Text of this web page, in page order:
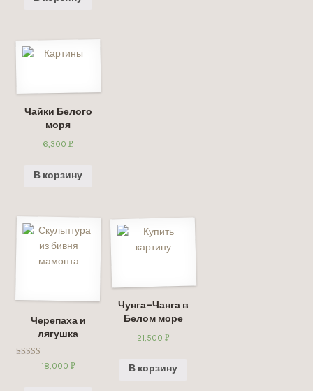
Чайки Белого
моря
6,300Р
В корзину
Черепаха и
лягушка
Оценка
5.00
18,000 Р
Чунга-Чанга в
Белом море
21,500 Р
В корзину